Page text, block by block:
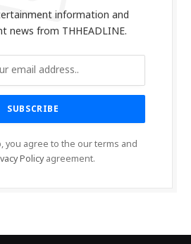
information and
news from THHEADLINE.
you agree to the our terms and
Policyagreement.